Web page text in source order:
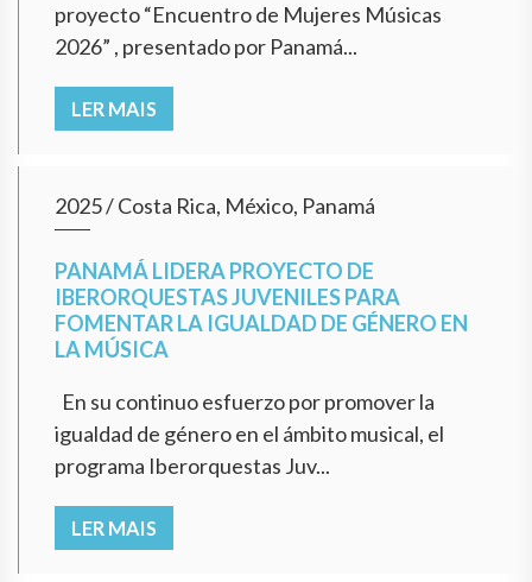
proyecto “Encuentro de Mujeres Músicas
2026” , presentado por Panamá...
LER MAIS
2025/Costa Rica, México, Panamá
PANAMÁ LIDERA PROYECTO DE
IBERORQUESTAS JUVENILES PARA
FOMENTAR LA IGUALDAD DE GÉNERO EN
LA MÚSICA
En su continuo esfuerzo por promover la
igualdad de género en el ámbito musical, el
programa Iberorquestas Juv...
LER MAIS